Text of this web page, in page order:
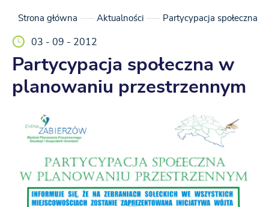
Strona główna Aktualności Partycypacja społeczna
03 - 09 - 2012
Partycypacja społeczna w
planowaniu przestrzennym